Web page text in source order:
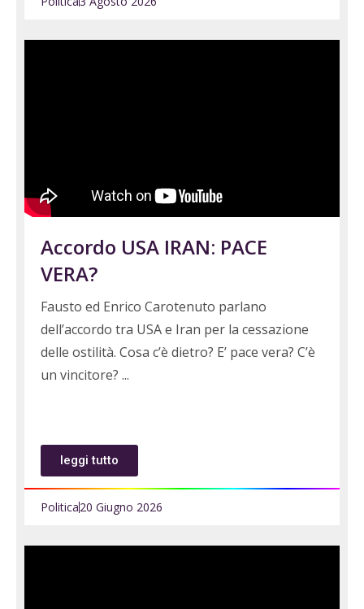
Accordo USA IRAN: PACE
VERA?
Fausto ed Enrico Carotenuto parlano
dell’accordo tra USA e Iran per la cessazione
delle ostilità. Cosa c’è dietro? E’ pace vera? C’è
un vincitore?
leggi tutto
Politica20 Giugno 2026